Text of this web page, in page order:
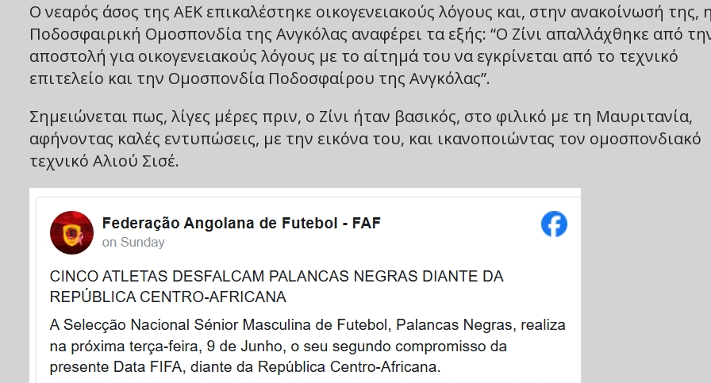
Ο νεαρός άσος της ΑΕΚ επικαλέστηκε οικογενειακούς λόγους και, στην ανακοίνωσή της, η
Ποδοσφαιρική Ομοσπονδία της Ανγκόλας αναφέρει τα εξής: “Ο Ζίνι απαλλάχθηκε από
αποστολή για οικογενειακούς λόγους με το αίτημά του να εγκρίνεται από το τεχνικό
επιτελείο και την Ομοσπονδία Ποδοσφαίρου της Ανγκόλας”.
Σημειώνεται πως, λίγες μέρες πριν, ο Ζίνι ήταν βασικός, στο φιλικό με τη Μαυριτανία,
αφήνοντας καλές εντυπώσεις, με την εικόνα του, και ικανοποιώντας τον ομοσπονδιακό
τεχνικό Αλιού Σισέ.